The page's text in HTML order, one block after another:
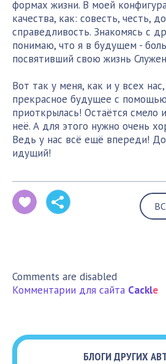
формах жизни. В моей
качества, как: совесть, честь,
справедливость. Знакомясь с
понимаю, что я в будущем -
посвятивший свою жизнь
Вот так у меня, как и у всех
прекрасное будущее с
приоткрылась! Остаётся смело
неё. А для этого нужно очень
Ведь у нас всё ещё впереди!
идущий!
Comments are disabled
Комментарии для сайта Cackle
БЛОГИ ДРУГИХ